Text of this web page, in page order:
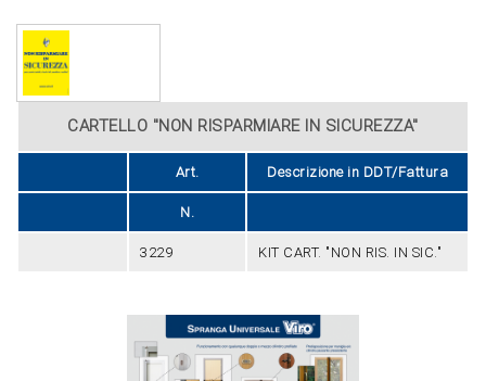
CARTELLO "NON RISPARMIARE IN SICUREZZA"
Art. Descrizione in DDT/Fattura
N.
3229 KIT CART. "NON RIS. IN SIC."